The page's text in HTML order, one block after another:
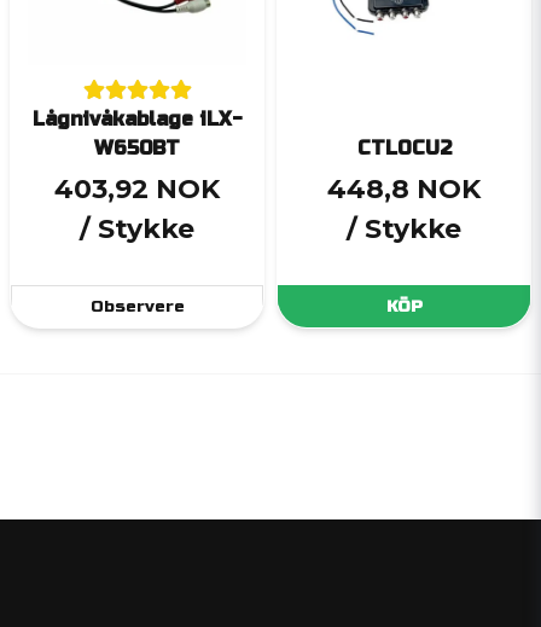
Lågnivåkablage iLX-
W650BT
403,92 NOK
/ Stykke
Observere
CTLOCU2
448,8 NOK
/ Stykke
KÖP